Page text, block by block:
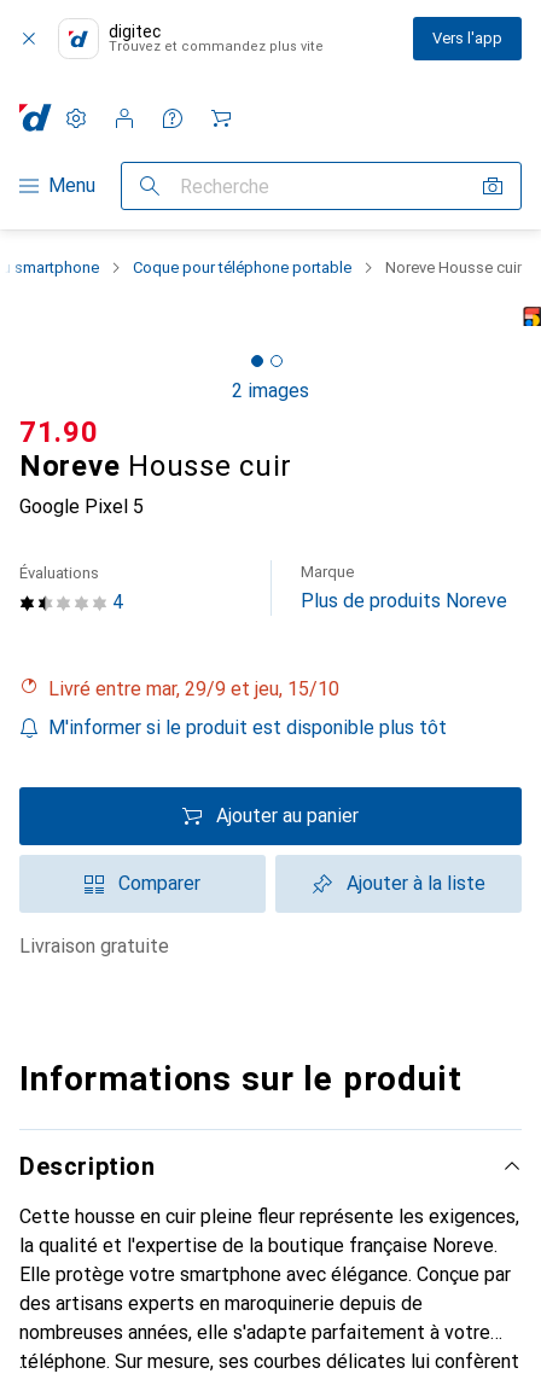
digitec
Trouvez et commandez plus vite Vers l'app
Navigation par catégorie
Menu Recherche
Paramètres
Compte client
Listes de comparaison
Listes d'envies
Panier
smartphone Coque pour téléphone portable Noreve Housse cuir
2 images
Noreve Housse cuir
Google Pixel 5
CHF
71.90
4
Évaluations Marque
Plus de produits Noreve
Livré entre mar, 29/9 et jeu, 15/10
M'informer si le produit est disponible plus tôt
Ajouter au panier
Comparer Ajouter à la liste
livraison gratuite
Informations sur le produit
Description
Cette housse en cuir pleine fleur représente les exigences,
la qualité et l'expertise de la boutique française Noreve.
Elle protège votre smartphone avec élégance. Conçue par
des artisans experts en maroquinerie depuis de
nombreuses années, elle s'adapte parfaitement à votre
téléphone. Sur mesure, ses courbes délicates lui confèrent